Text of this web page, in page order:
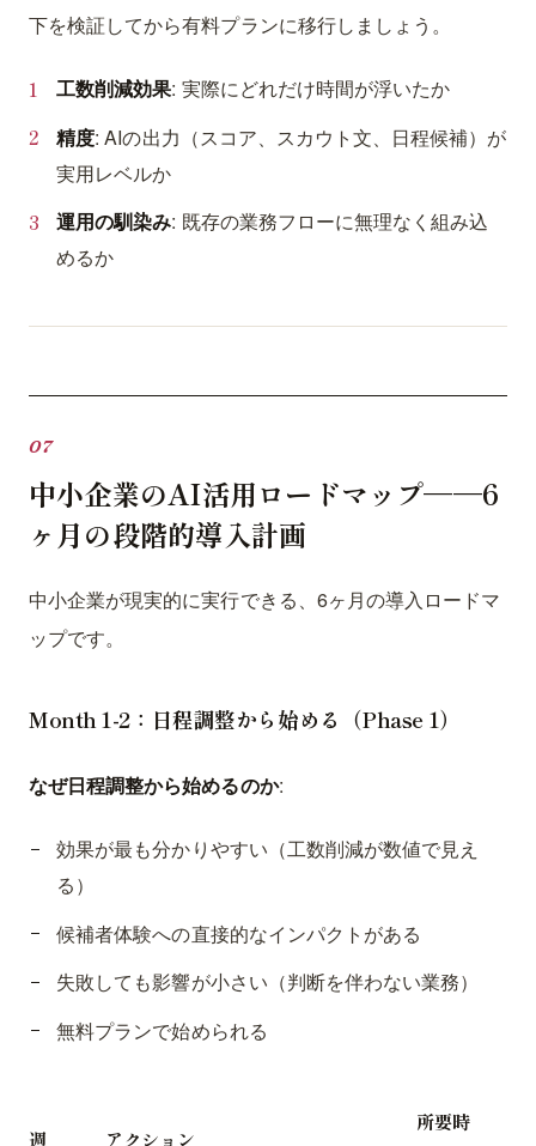
下を検証してから有料プランに移行しましょう。
工数削減効果: 実際にどれだけ時間が浮いたか
精度: AIの出力（スコア、スカウト文、日程候補）が
実用レベルか
運用の馴染み: 既存の業務フローに無理なく組み込
めるか
中小企業のAI活用ロードマップ——6
ヶ月の段階的導入計画
中小企業が現実的に実行できる、6ヶ月の導入ロードマ
ップです。
Month 1-2：日程調整から始める（Phase 1）
なぜ日程調整から始めるのか:
効果が最も分かりやすい（工数削減が数値で見え
る）
候補者体験への直接的なインパクトがある
失敗しても影響が小さい（判断を伴わない業務）
無料プランで始められる
週 アクション
所要時